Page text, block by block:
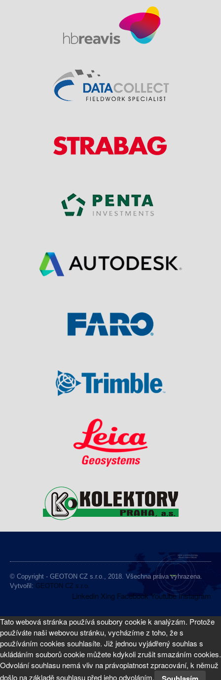
© Copyright - GEOTON CZ s.r.o., 2018. Všechna práva vyhrazena.
Vytvořil: GEOTON CZ s.r.o.
Linkedin Xing Facebook YoutubeInstagram
Tato webová stránka používá soubory cookie k analýzám. Protože
používáte naši webovou stránku, vycházíme z toho, že s
používáním cookies souhlasíte. Již jednou vyjádřený souhlas s
ukládáním souborů cookie můžete kdykoli zrušit smazáním cookies.
Odvolání souhlasu nemá vliv na právoplatnost zpracování, k němuž
došlo na základě souhlasu před jeho odvoláním.